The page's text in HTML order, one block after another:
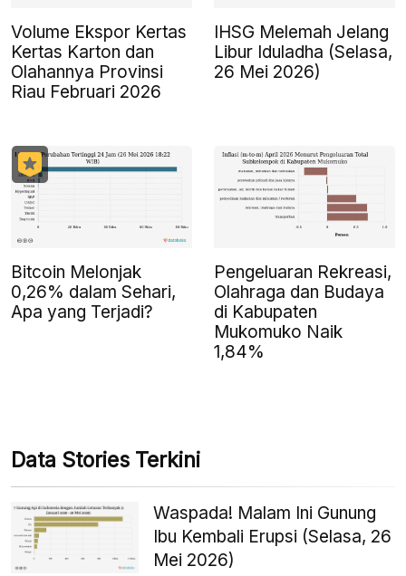
Volume Ekspor Kertas
Kertas Karton dan
Olahannya Provinsi
Riau Februari 2026
IHSG Melemah Jelang
Libur Iduladha (Selasa,
26 Mei 2026)
Bitcoin Melonjak
0,26% dalam Sehari,
Apa yang Terjadi?
Pengeluaran Rekreasi,
Olahraga dan Budaya
di Kabupaten
Mukomuko Naik
1,84%
Data Stories Terkini
Waspada! Malam Ini Gunung
Ibu Kembali Erupsi (Selasa, 26
Mei 2026)